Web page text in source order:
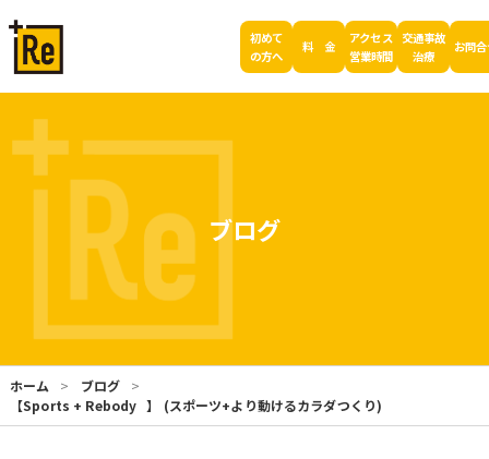
初めて
の方へ
料 金
アクセス
営業時間
交通事故
治療
お問
ブログ
ホーム
ブログ
【Sports + Rebody⠀】 (スポーツ+より動けるカラダつくり)